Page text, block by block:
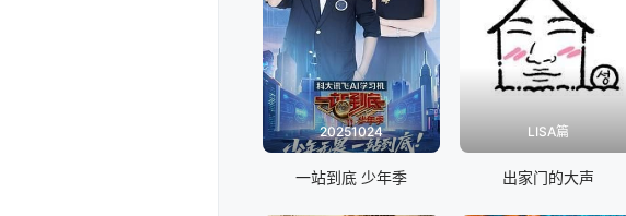
20251024
一站到底 少年季
LISA篇
出家门的大声